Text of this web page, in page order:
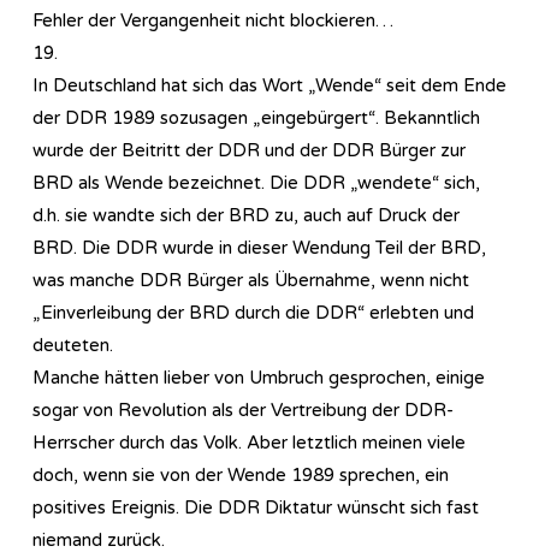
Fehler der Vergangenheit nicht blockieren…
19.
In Deutschland hat sich das Wort „Wende“ seit dem Ende
der DDR 1989 sozusagen „eingebürgert“. Bekanntlich
wurde der Beitritt der DDR und der DDR Bürger zur
BRD als Wende bezeichnet. Die DDR „wendete“ sich,
d.h. sie wandte sich der BRD zu, auch auf Druck der
BRD. Die DDR wurde in dieser Wendung Teil der BRD,
was manche DDR Bürger als Übernahme, wenn nicht
„Einverleibung der BRD durch die DDR“ erlebten und
deuteten.
Manche hätten lieber von Umbruch gesprochen, einige
sogar von Revolution als der Vertreibung der DDR-
Herrscher durch das Volk. Aber letztlich meinen viele
doch, wenn sie von der Wende 1989 sprechen, ein
positives Ereignis. Die DDR Diktatur wünscht sich fast
niemand zurück.